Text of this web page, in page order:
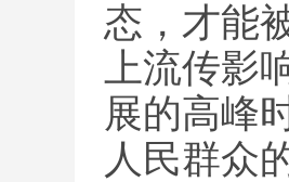
态，才能
上流传影
展的高峰
人民群众